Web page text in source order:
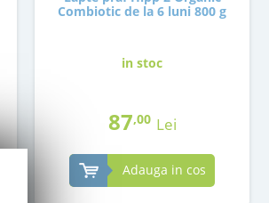
Combiotic de la 6 luni 800 g
in stoc
87,00 Lei
Adauga in cos